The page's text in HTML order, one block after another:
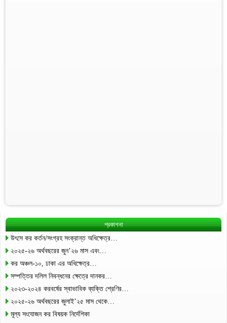
প্রকাশনা
উৎসে কর কর্তন/সংগ্রহ সংক্রান্ত অধিক্ষেত্র…
২০২৫-২৬ অর্থবছরের জুন’২৬ মাস এবং…
কর অঞ্চল-১০, ঢাকা এর অধিক্ষেত্র…
সম্পত্তির দলিল নিবন্ধনের ক্ষেত্রে দানকর…
২০২৩-২০২৪ করবর্ষের স্বাভাবিক ব্যক্তি শ্রেণির…
২০২৫-২৬ অর্থবছরের জুলাই’২৫ মাস থেকে…
মূল্য সংযোজন কর বিষয়ক নির্দেশিকা